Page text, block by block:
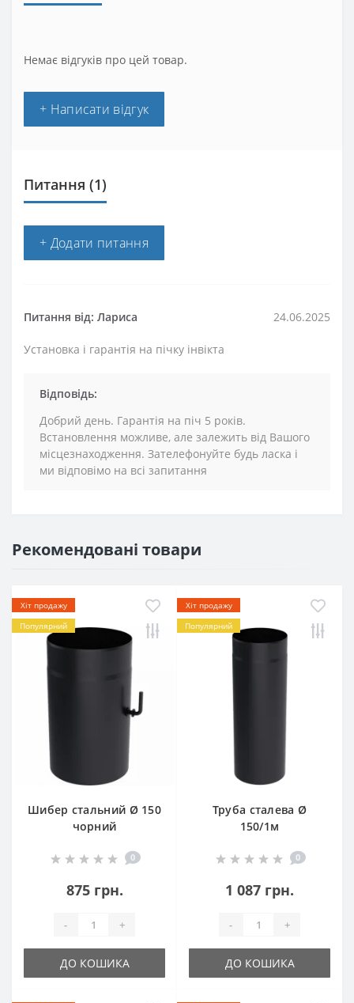
Немає відгуків про цей товар.
+ Написати відгук
Питання (1)
+ Додати питання
Питання від: Лариса 24.06.2025
Установка і гарантія на пічку інвікта
Відповідь:
Добрий день. Гарантія на піч 5 років.
Встановлення можливе, але залежить від Вашого
місцезнаходження. Зателефонуйте будь ласка і
ми відповімо на всі запитання
Рекомендовані товари
Хіт продажу
Популярний
Шибер стальний Ø 150
чорний
0
875 грн.
- +
ДО КОШИКА
Хіт продажу
Популярний
Труба сталева Ø
150/1м
0
1 087 грн.
- +
ДО КОШИКА